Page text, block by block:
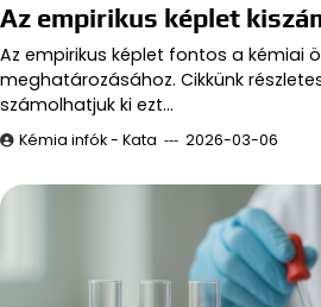
Az empirikus képlet
Az empirikus képlet fontos a kémiai
meghatározásához. Cikkünk
számolhatjuk ki ezt…
Kémia infók - Kata 2026-03-06